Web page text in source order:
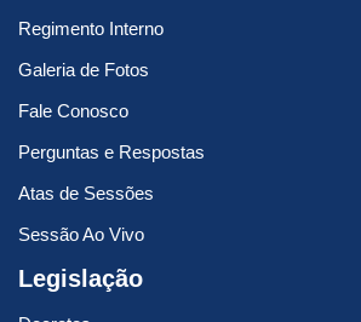
Regimento Interno
Galeria de Fotos
Fale Conosco
Perguntas e Respostas
Atas de Sessões
Sessão Ao Vivo
Legislação